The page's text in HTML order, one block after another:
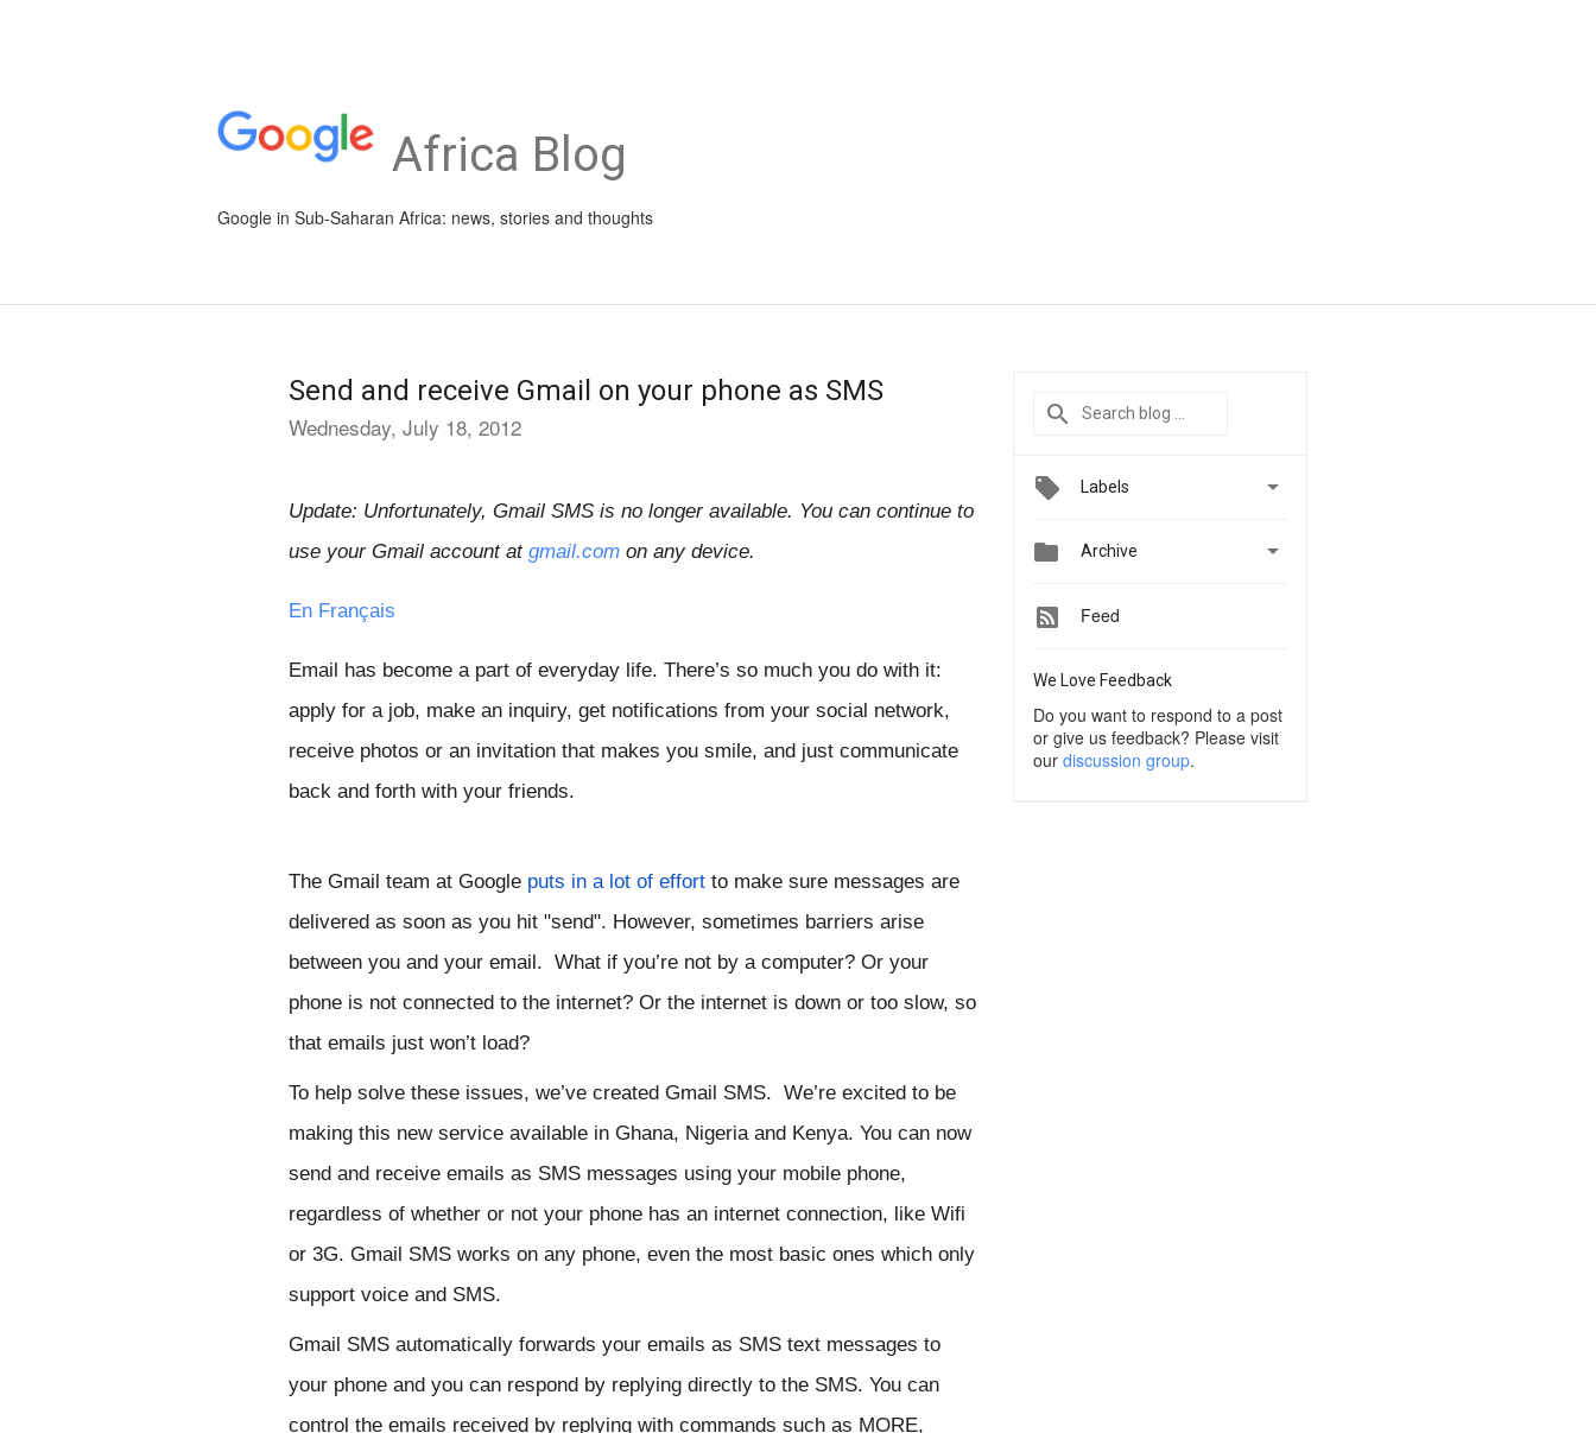
Africa Blog
Google in Sub-Saharan Africa: news, stories and thoughts
Send and receive Gmail on your phone as SMS
Wednesday, July 18, 2012
Update: Unfortunately, Gmail SMS is no longer available. You can continue to
use your Gmail account at gmail.com on any device.
En Français
Email has become a part of everyday life. There’s so much you do with it:
apply for a job, make an inquiry, get notifications from your social network,
receive photos or an invitation that makes you smile, and just communicate
back and forth with your friends.
The Gmail team at Google puts in a lot of effort to make sure messages are
delivered as soon as you hit "send". However, sometimes barriers arise
between you and your email.  What if you’re not by a computer? Or your
phone is not connected to the internet? Or the internet is down or too slow, so
that emails just won’t load?
To help solve these issues, we’ve created Gmail SMS.  We’re excited to be
making this new service available in Ghana, Nigeria and Kenya. You can now
send and receive emails as SMS messages using your mobile phone,
regardless of whether or not your phone has an internet connection, like Wifi
or 3G. Gmail SMS works on any phone, even the most basic ones which only
support voice and SMS.
Gmail SMS automatically forwards your emails as SMS text messages to
your phone and you can respond by replying directly to the SMS. You can
control the emails received by replying with commands such as MORE,
Labels 
 Archive 
Feed
We Love Feedback
Do you want to respond to a post
or give us feedback? Please visit
our discussion group.